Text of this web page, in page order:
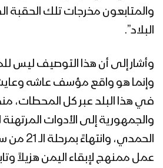
والمتابعون مخرجات تلك الحقبة
البلاد”.
وأشار إلى أن هذا التوصيف ليس
وإنما هو واقع مؤسف عاشه
في هذا البلد عبر كل المحطات، منذ
والجمهورية إلى الأدوات المرتهنة
الحمدي،
عمل ممنهج لإبقاء اليمن هزيلاً